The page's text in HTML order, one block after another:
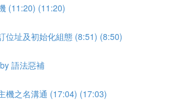
(11:20) (11:20)
位址及初始化組態 (8:51) (8:50)
語法惡補
機之名溝通 (17:04) (17:03)